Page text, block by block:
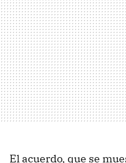
El acuerdo, que se